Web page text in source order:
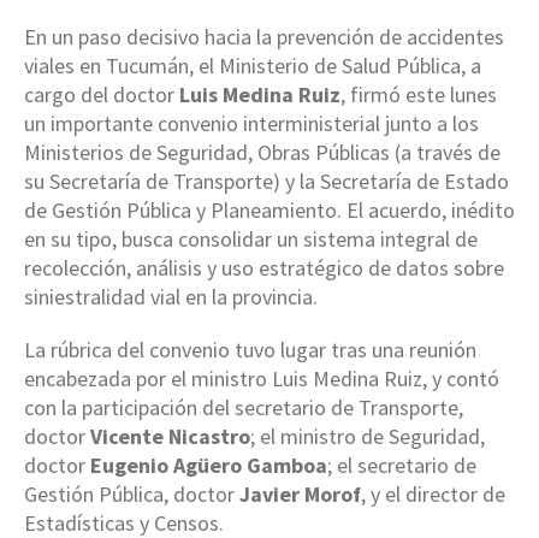
En un paso decisivo hacia la prevención de accidentes
viales en Tucumán, el Ministerio de Salud Pública, a
cargo del doctor Luis Medina Ruiz, firmó este lunes
un importante convenio interministerial junto a los
Ministerios de Seguridad, Obras Públicas (a través de
su Secretaría de Transporte) y la Secretaría de Estado
de Gestión Pública y Planeamiento. El acuerdo, inédito
en su tipo, busca consolidar un sistema integral de
recolección, análisis y uso estratégico de datos sobre
siniestralidad vial en la provincia.
La rúbrica del convenio tuvo lugar tras una reunión
encabezada por el ministro Luis Medina Ruiz, y contó
con la participación del secretario de Transporte,
doctorVicente Nicastro; el ministro de Seguridad,
doctor Eugenio Agüero Gamboa; el secretario de
Gestión Pública, doctorJavier Morof, y el director de
Estadísticas y Censos.